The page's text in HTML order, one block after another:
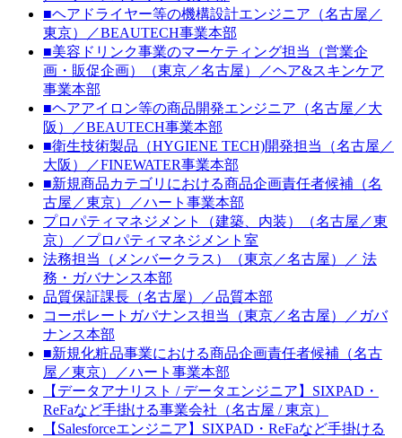
■ヘアドライヤー等の機構設計エンジニア（名古屋／
東京）／BEAUTECH事業本部
■美容ドリンク事業のマーケティング担当（営業企
画・販促企画）（東京／名古屋）／ヘア&スキンケア
事業本部
■ヘアアイロン等の商品開発エンジニア（名古屋／大
阪）／BEAUTECH事業本部
■衛生技術製品（HYGIENE TECH)開発担当（名古屋／
大阪）／FINEWATER事業本部
■新規商品カテゴリにおける商品企画責任者候補（名
古屋／東京）／ハート事業本部
プロパティマネジメント（建築、内装）（名古屋／東
京）／プロパティマネジメント室
法務担当（メンバークラス）（東京／名古屋）／ 法
務・ガバナンス本部
品質保証課長（名古屋）／品質本部
コーポレートガバナンス担当（東京／名古屋）／ガバ
ナンス本部
■新規化粧品事業における商品企画責任者候補（名古
屋／東京）／ハート事業本部
【データアナリスト / データエンジニア】SIXPAD・
ReFaなど手掛ける事業会社（名古屋 / 東京）
【Salesforceエンジニア】SIXPAD・ReFaなど手掛ける